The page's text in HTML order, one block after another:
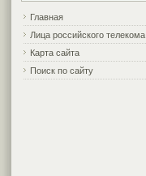
Главная
Лица российского телекома
Карта сайта
Поиск по сайту